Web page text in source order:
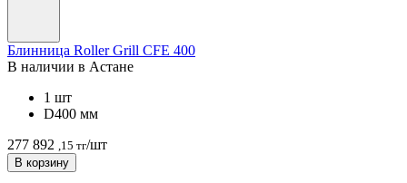
Блинница Roller Grill CFE 400
В наличии в Астанe
1 шт
D400 мм
277 892 ,15 тг/шт
В корзину